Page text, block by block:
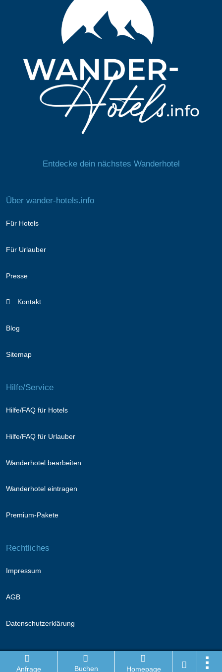
Anfrage Buchen Homepage
Entdecke dein nächstes Wanderhotel
Über wander-hotels.info
Für Hotels
Für Urlauber
Presse
Kontakt
Blog
Sitemap
Hilfe/Service
Hilfe/FAQ für Hotels
Hilfe/FAQ für Urlauber
Wanderhotel bearbeiten
Wanderhotel eintragen
Premium-Pakete
Rechtliches
Impressum
AGB
Datenschutzerklärung
Folge uns